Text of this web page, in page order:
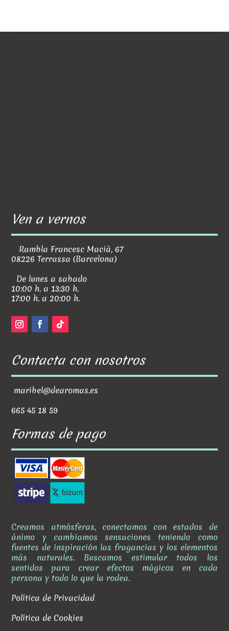
Ven a vernos
Rambla Francesc Macià, 67
08226 Terrassa (Barcelona)
De lunes a sabado
10:00 h. a 13:30 h.
17:00 h. a 20:00 h.
Contacta con nosotros
maribel@dearomas.es
665 45 18 59
Formas de pago
Creamos atmósferas, conectamos con estados de
ánimo y cambiamos sensaciones teniendo como
fuentes de inspiración las fragancias y los elementos
más naturales. Buscamos estimular todos los
sentidos para crear efectos mágicos en cada
persona y todo lo que la rodea.
Política de Privacidad
Política de Cookies